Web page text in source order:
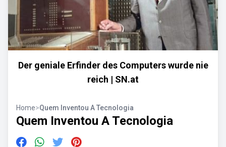
Der geniale Erfinder des Computers wurde nie
reich | SN.at
Home>Quem Inventou A Tecnologia
Quem Inventou A Tecnologia